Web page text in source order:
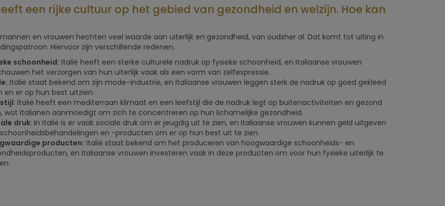
een rijke cultuur op het gebied van gezondheid en welzijn. Hoe kan
en vrouwen hechten veel waarde aan uiterlijk en gezondheid, van oudsher al. Dat komt tot uiting in
Hiervoor zijn verschillende redenen.
schoonheid: Italië heeft een sterke culturele nadruk op fysieke schoonheid, en Italiaanse vrouwen
het verzorgen van hun uiterlijk vaak als een vorm van zelfexpressie.
Italië staat bekend om zijn mode-industrie, en Italiaanse vrouwen leggen sterk de nadruk op goed gekleed
en er op hun best uitzien.
: Italië heeft een mediterraan klimaat en een leefstijl die de nadruk legt op buitenactiviteiten en gezond
wat Italianen aanmoedigt om zich te concentreren op hun lichamelijke gezondheid.
druk: In Italië is er vaak sociale druk om er jeugdig uit te zien, en Italiaanse vrouwen kunnen geld uitgeven
en -producten om er op hun best uit te zien.
producten: Italië staat bekend om het produceren van hoogwaardige schoonheids- en
en Italiaanse vrouwen investeren vaak in deze producten om voor hun fysieke uiterlijk te